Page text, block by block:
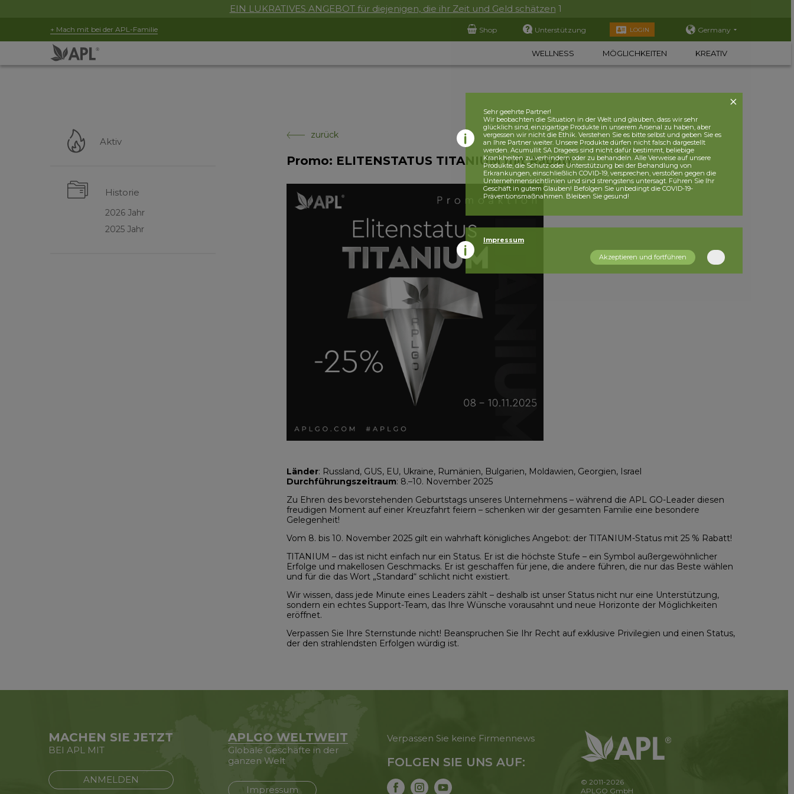
EIN LUKRATIVES ANGEBOT für diejenigen, die ihr Zeit und Geld schätzen 1
+ Mach mit bei der APL-Familie Shop Unterstützung LOGIN Germany
WELLNESS MÖGLICHKEITEN KREATIV
Aktiv
Historie
2026 Jahr
2025 Jahr
zurück
Promo: ELITENSTATUS TITANIUM mit Rabatt
Länder: Russland, GUS, EU, Ukraine, Rumänien, Bulgarien, Moldawien, Georgien, Israel
Durchführungszeitraum: 8.–10. November 2025
Zu Ehren des bevorstehenden Geburtstags unseres Unternehmens – während die APL GO-Leader diesen
freudigen Moment auf einer Kreuzfahrt feiern – schenken wir der gesamten Familie eine besondere
Gelegenheit!
Vom 8. bis 10. November 2025 gilt ein wahrhaft königliches Angebot: der TITANIUM-Status mit 25 % Rabatt!
TITANIUM – das ist nicht einfach nur ein Status. Er ist die höchste Stufe – ein Symbol außergewöhnlicher
Erfolge und makellosen Geschmacks. Er ist geschaffen für jene, die andere führen, die nur das Beste wählen
und für die das Wort „Standard“ schlicht nicht existiert.
Wir wissen, dass jede Minute eines Leaders zählt – deshalb ist unser Status nicht nur eine Unterstützung,
sondern ein echtes Support-Team, das Ihre Wünsche vorausahnt und neue Horizonte der Möglichkeiten
eröffnet.
Verpassen Sie Ihre Sternstunde nicht! Beanspruchen Sie Ihr Recht auf exklusive Privilegien und einen Status,
der den strahlendsten Erfolgen würdig ist.
MACHEN SIE JETZT
BEI APL MIT
ANMELDEN
APLGO WELTWEIT
Globale Geschäfte in der
ganzen Welt
Impressum
Verpassen Sie keine Firmennews
FOLGEN SIE UNS AUF:
© 2011-2026
APLGO GmbH
Sehr geehrte Partner!
Wir beobachten die Situation in der Welt und glauben, dass wir sehr
glücklich sind, einzigartige Produkte in unserem Arsenal zu haben, aber
vergessen wir nicht die Ethik. Verstehen Sie es bitte selbst und geben Sie es
an Ihre Partner weiter. Unsere Produkte dürfen nicht falsch dargestellt
werden. Acumullit SA Dragees sind nicht dafür bestimmt, beliebige
Krankheiten zu verhindern oder zu behandeln. Alle Verweise auf unsere
Produkte, die Schutz oder Unterstützung bei der Behandlung von
Erkrankungen, einschließlich COVID-19, versprechen, verstoßen gegen die
Unternehmensrichtlinien und sind strengstens untersagt. Führen Sie Ihr
Geschäft in gutem Glauben! Befolgen Sie unbedingt die COVID-19-
Präventionsmaßnahmen. Bleiben Sie gesund!
Impressum
Akzeptieren und fortführen